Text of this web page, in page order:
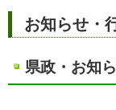
お知らせ・
県政・お知